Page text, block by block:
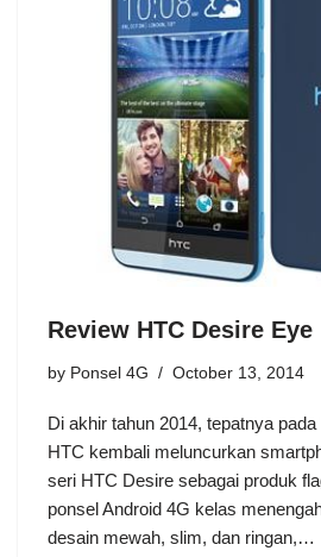
Review HTC Desire Eye
by Ponsel 4G October 13, 2014
Di akhir tahun 2014, tepatnya
HTC kembali meluncurkan
seri HTC Desire sebagai produk
ponsel Android 4G kelas
desain mewah, slim, dan ringan,…